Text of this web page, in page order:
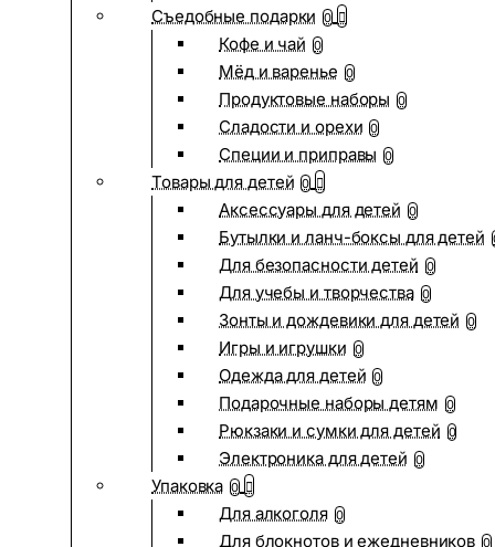
Съедобные подарки 0
Кофе и чай 0
Мёд и варенье 0
Продуктовые наборы 0
Сладости и орехи 0
Специи и приправы 0
Товары для детей 0
Аксессуары для детей 0
Бутылки и ланч-боксы для детей
Для безопасности детей 0
Для учебы и творчества 0
Зонты и дождевики для детей 0
Игры и игрушки 0
Одежда для детей 0
Подарочные наборы детям 0
Рюкзаки и сумки для детей 0
Электроника для детей 0
Упаковка 0
Для алкоголя 0
Для блокнотов и ежедневников 0